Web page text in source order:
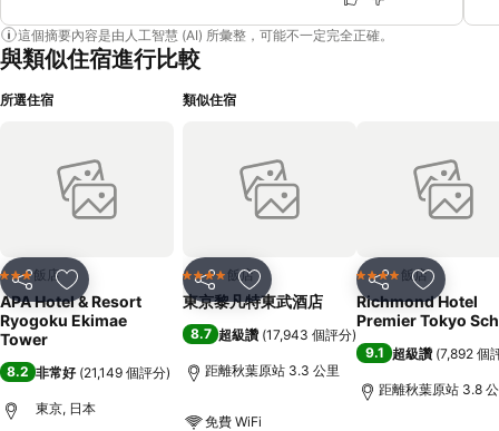
這個摘要內容是由人工智慧 (AI) 所彙整，可能不一定完全正確。
與類似住宿進行比較
所選住宿
分享 加入我的最愛
3 星級飯店
APA Hotel & Resort
Ryogoku Ekimae
Tower
8.2 非常好 (21,149 個評分)
東京, 日本
類似住宿
分享 加入我的最愛
4 星級 飯店
東京黎凡特東武酒店
8.7 超級讚 (17,943 個評分)
距離秋葉原站 3.3 公里
免費 WiFi
分享 加入我的
4 星級 飯店
Richmond Hotel
Premier Tokyo
9.1 超級讚 (7,892 個
距離秋葉原站 3.8